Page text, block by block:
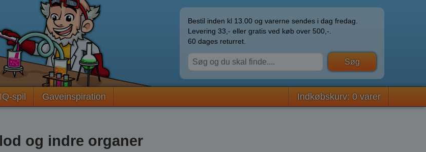
Bestil inden kl 13.00 og varerne sendes i dag fredag.
Levering 33,- eller gratis ved køb over 500,-.
60 dages returret.
IQ-spil Gaveinspiration Indkøbskurv: 0 varer
og indre organer